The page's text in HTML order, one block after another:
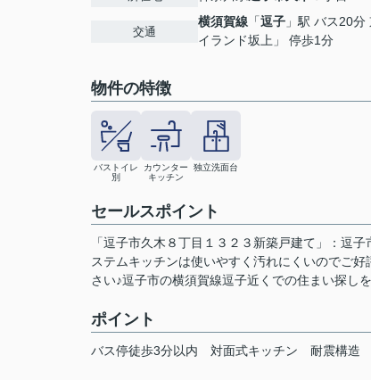
交通
横須賀線 「逗子 」駅 バス20
イランド坂上」 停歩1分
物件の特徴
バストイレ
別
カウンター
キッチン
独立洗面台
セールスポイント
「逗子市久木８丁目１３２３新築戸建て」：逗
ステムキッチンは使いやすく汚れにくいのでご
さい♪逗子市の横須賀線逗子近くでの住まい探し
ポイント
バス停徒歩3分以内 対面式キッチン 耐震構造